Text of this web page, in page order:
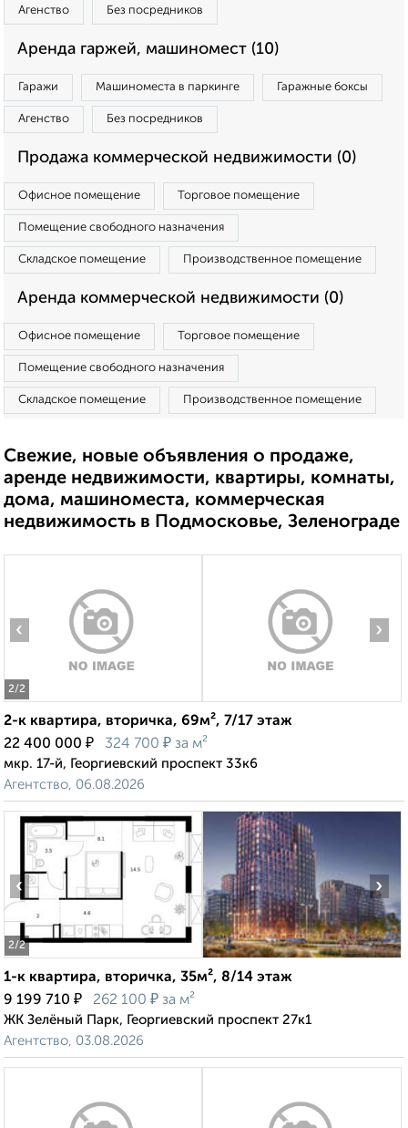
Агенство Без посредников
Аренда гаржей, машиномест (10)
Гаражи Машиноместа в паркинге Гаражные боксы
Агенство Без посредников
Продажа коммерческой недвижимости (0)
Офисное помещение Торговое помещение
Помещение свободного назначения
Складское помещение Производственное помещение
Аренда коммерческой недвижимости (0)
Офисное помещение Торговое помещение
Помещение свободного назначения
Складское помещение Производственное помещение
Свежие, новые объявления о продаже,
аренде недвижимости, квартиры, комнаты,
дома, машиноместа, коммерческая
недвижимость в Подмосковье, Зеленограде
2/2
‹ ›
2-к квартира, вторичка, 69м², 7/17 этаж
22 400 000 ₽ 324 700 ₽ за м²
мкр. 17-й, Георгиевский проспект 33к6
Агентство, 06.08.2026
2/2
‹ ›
1-к квартира, вторичка, 35м², 8/14 этаж
9 199 710 ₽ 262 100 ₽ за м²
ЖК Зелёный Парк, Георгиевский проспект 27к1
Агентство, 03.08.2026